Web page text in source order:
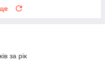
за рік